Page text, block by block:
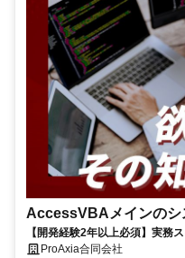
AccessVBAメインのシ
【開発経験2年以上必須】実務
与年2回／営業活動なし
ProAxia合同会社